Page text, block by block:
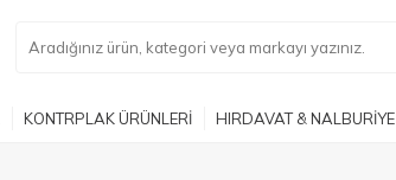
KONTRPLAK ÜRÜNLERİ HIRDAVAT & NALBURİYE